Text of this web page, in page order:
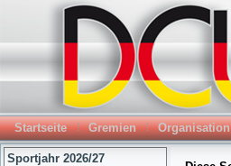
Startseite Gremien Organisation
Sportjahr 2026/27